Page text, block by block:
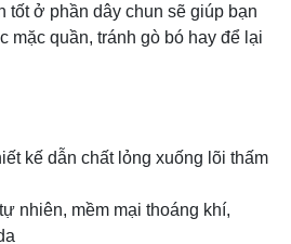
tốt ở phần dây chun sẽ giúp bạn
mặc quần, tránh gò bó hay để lại
kế dẫn chất lỏng xuống lõi thấm
nhiên, mềm mại thoáng khí,